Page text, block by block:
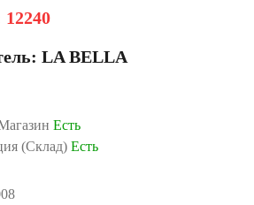
12240
LA BELLA
Есть
(Склад) Есть